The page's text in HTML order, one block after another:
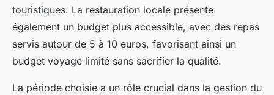
touristiques. La restauration locale présente
également un budget plus accessible, avec des repas
servis autour de 5 à 10 euros, favorisant ainsi un
budget voyage limité sans sacrifier la qualité.
La période choisie a un rôle crucial dans la gestion du